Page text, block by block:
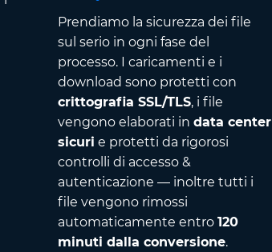
Prendiamo la sicurezza dei file
sul serio in ogni fase del
processo. I caricamenti e i
download sono protetti con
crittografia SSL/TLS, i file
vengono elaborati in data center
sicuri e protetti da rigorosi
controlli di accesso &
autenticazione — inoltre tutti i
file vengono rimossi
automaticamente entro 120
minuti dalla conversione.